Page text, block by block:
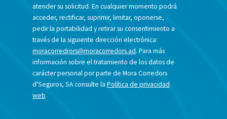
atender su solicitud. En cualquier momento podrá
acceder, rectificar, suprimir, limitar, oponerse,
pedir la portabilidad y retirar su consentimiento a
través de la siguiente dirección electrónica:
moracorredrors@moracorredors.ad. Para más
información sobre el tratamiento de los datos de
carácter personal por parte de Mora Corredors
d'Seguros, SA consulte laPolítica de privacidad
web